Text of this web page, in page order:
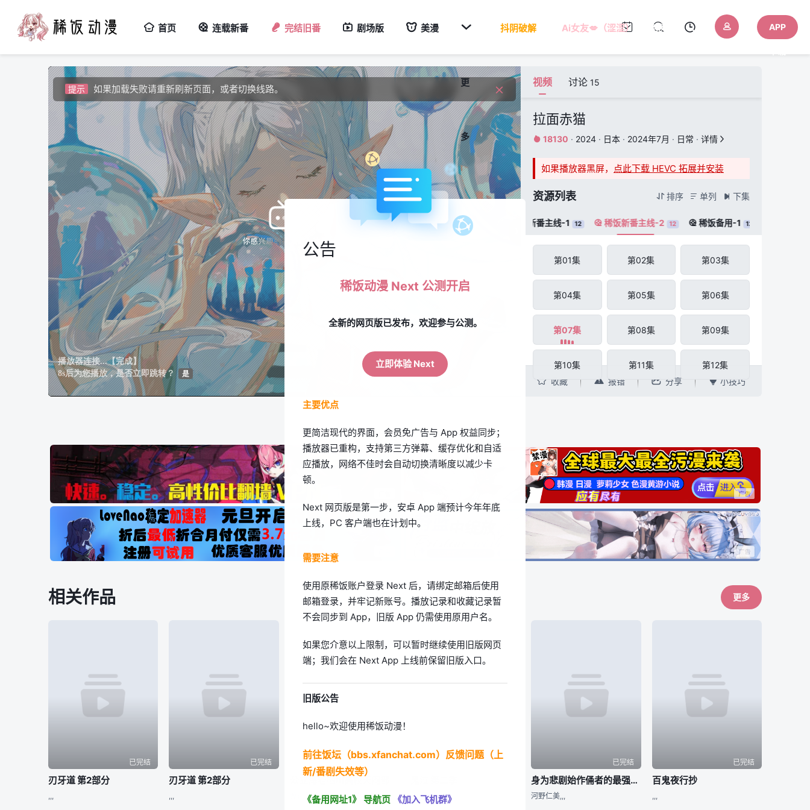
首页 连载新番 完结旧番 剧场版 美漫 
更
多
抖阴破解 Ai女友💋（涩涩） AI色色 APP
视频载入速度跟网速有关，请耐心等待几秒钟。
提示 如果加载失败请重新刷新页面，或者切换线路。
提示 视频载入速度跟网速有关，请耐心等待几秒钟。
提示 如果无法播放请安装HEVC拓展，具体请百度
视频 讨论 15
拉面赤猫
 18130 · 2024 · 日本 · 2024年7月 · 日常 · 详情 
 收藏  报错  分享  小技巧
如果播放器黑屏， 点此下载 HEVC 拓展并安装
资源列表  排序  单列  下集
稀饭新番主线-1 12  稀饭新番主线-2 12  稀饭备用-1 12
第01集 第02集 第03集
第04集 第05集 第06集
第07集 第08集 第09集
第10集 第11集 第12集
相关作品 更多
已完结
刃牙道 第2部分
,,,
已完结
刃牙道 第2部分
,,,
公立海老栖川高校天闷部
渡辺敦子,,,东润一、笠井美枝
已完结
,,,
已完结
身为悲剧始作俑者的最强邪恶BOSS女王为民竭心尽力。 第二季
河野仁美,,,
已完结
百鬼夜行抄
,,,
公告
稀饭动漫 Next 公测开启
全新的网页版已发布，欢迎参与公测。
立即体验 Next
主要优点
更简洁现代的界面，会员免广告与 App 权益同步；
播放器已重构，支持第三方弹幕、缓存优化和自适
应播放，网络不佳时会自动切换清晰度以减少卡
顿。
Next 网页版是第一步，安卓 App 端预计今年年底
上线，PC 客户端也在计划中。
需要注意
使用原稀饭账户登录 Next 后，请绑定邮箱后使用
邮箱登录，并牢记新账号。播放记录和收藏记录暂
不会同步到 App，旧版 App 仍需使用原用户名。
如果您介意以上限制，可以暂时继续使用旧版网页
端；我们会在 Next App 上线前保留旧版入口。
旧版公告
hello~欢迎使用稀饭动漫！
前往饭坛（bbs.xfanchat.com）反馈问题（上
新/番剧失效等）
《备用网址1》 导航页 《加入飞机群》